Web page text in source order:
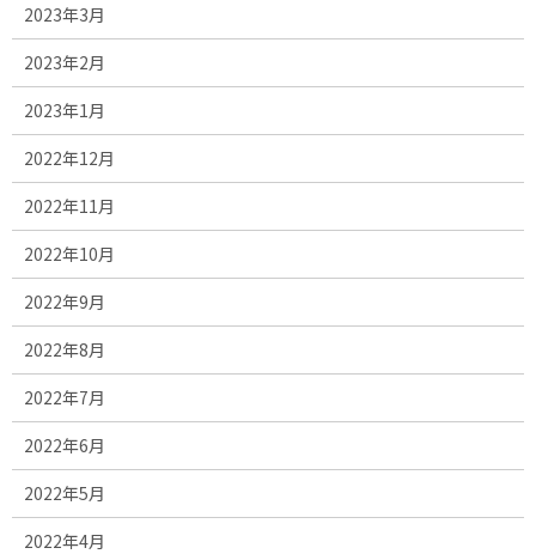
2023年3月
2023年2月
2023年1月
2022年12月
2022年11月
2022年10月
2022年9月
2022年8月
2022年7月
2022年6月
2022年5月
2022年4月